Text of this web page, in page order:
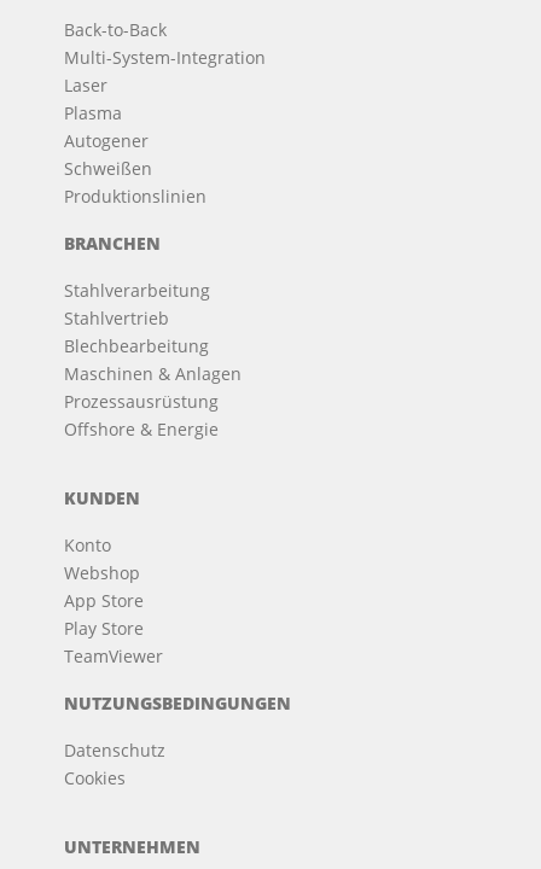
Back-to-Back
Multi-System-Integration
Laser
Plasma
Autogener
Schweißen
Produktionslinien
BRANCHEN
Stahlverarbeitung
Stahlvertrieb
Blechbearbeitung
Maschinen & Anlagen
Prozessausrüstung
Offshore & Energie
KUNDEN
Konto
Webshop
App Store
Play Store
TeamViewer
NUTZUNGSBEDINGUNGEN
Datenschutz
Cookies
UNTERNEHMEN